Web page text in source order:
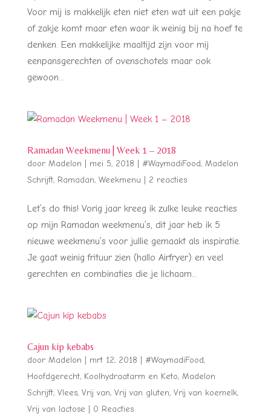
Voor mij is makkelijk eten niet eten wat uit een pakje
of zakje komt maar eten waar ik weinig bij na hoef te
denken. Een makkelijke maaltijd zijn voor mij
eenpansgerechten of ovenschotels maar ook
gewoon...
Ramadan Weekmenu | Week 1 – 2018
door Madelon mei 5, 2018 #WaymadiFood, Madelon
Schrijft, Ramadan, Weekmenu 2 reacties
Let’s do this! Vorig jaar kreeg ik zulke leuke reacties
op mijn Ramadan weekmenu’s, dit jaar heb ik 5
nieuwe weekmenu’s voor jullie gemaakt als inspiratie.
Je gaat weinig frituur zien (hallo Airfryer) en veel
gerechten en combinaties die je lichaam...
Cajun kip kebabs
door Madelon mrt 12, 2018 #WaymadiFood,
Hoofdgerecht, Koolhydraatarm en Keto, Madelon
Schrijft, Vlees, Vrij van, Vrij van gluten, Vrij van koemelk,
Vrij van lactose
0 Reacties